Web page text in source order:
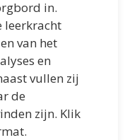
in.
leerkracht
van het
en
vullen zij
de
zijn. Klik